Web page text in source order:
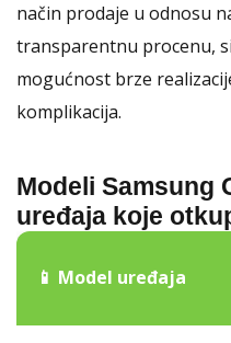
način prodaje u odnosu
transparentnu procenu,
mogućnost brze
komplikacija.
Modeli Samsung
uređaja koje
📱 Model uređaja